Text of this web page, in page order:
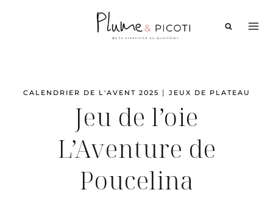
CALENDRIER DE L'AVENT 2025 | JEUX DE PLATEAU
Jeu de l’oie
L’Aventure de
Poucelina